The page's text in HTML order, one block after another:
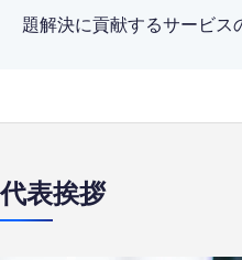
題解決に貢献するサービス
代表挨拶